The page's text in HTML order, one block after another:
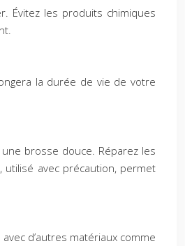
Évitez les produits chimiques
la durée de vie de votre
brosse douce. Réparez les
utilisé avec précaution, permet
d’autres matériaux comme